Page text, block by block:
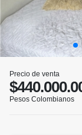
Precio de venta
Pesos Colombianos